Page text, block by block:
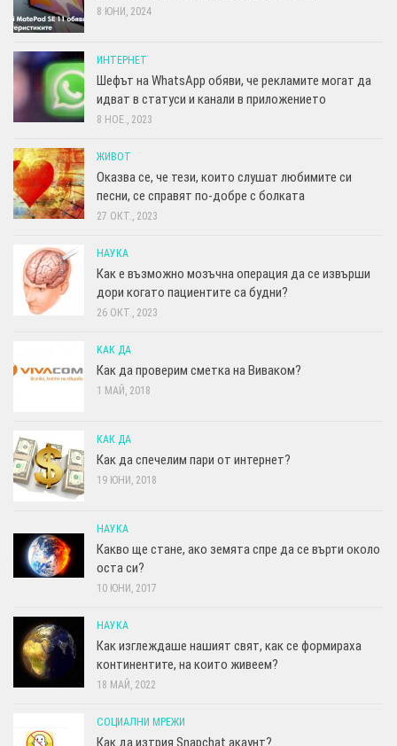
8 ЮНИ, 2024
ИНТЕРНЕТ
Шефът на WhatsApp обяви, че рекламите могат да
идват в статуси и канали в приложението
8 НОЕ., 2023
ЖИВОТ
Оказва се, че тези, които слушат любимите си
песни, се справят по-добре с болката
27 ОКТ., 2023
НАУКА
Как е възможно мозъчна операция да се извърши
дори когато пациентите са будни?
26 ОКТ., 2023
КАК ДА
Как да проверим сметка на Виваком?
1 МАЙ, 2018
КАК ДА
Как да спечелим пари от интернет?
19 ЮНИ, 2018
НАУКА
Какво ще стане, ако земята спре да се върти около
оста си?
10 ЮНИ, 2017
НАУКА
Как изглеждаше нашият свят, как се формираха
континентите, на които живеем?
18 МАЙ, 2022
СОЦИАЛНИ МРЕЖИ
Как да изтрия Snapchat акаунт?